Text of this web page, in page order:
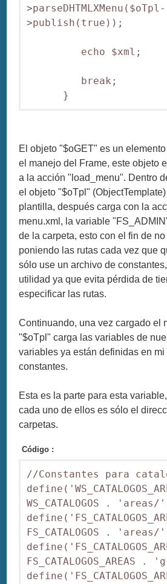
>parseDHTMLXMenu($oTpl-
>publish(true));
echo $xml;
break;
El objeto "$oGET" es un
el manejo del Frame, este objeto
a la acción "load_menu". Dentro
el objeto "$oTpl"
plantilla, después carga con la
menu.xml, la variable
de la carpeta, esto con el fin de
poniendo las rutas cada vez que
sólo use un archivo de
utilidad ya que evita pérdida de
especificar las rutas.
Continuando, una vez cargado el
"$oTpl" carga las variables de
variables ya están definidas en
constantes.
Esta es la parte para esta
cada uno de ellos es sólo el
carpetas.
Código :
//Constantes para
WS_CATALOGOS .
FS_CATALOGOS .
FS_CATALOGOS_AREAS